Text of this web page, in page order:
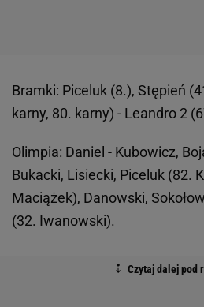
Bramki: Piceluk (8.), Stępień
karny, 80. karny) - Leandro 2
Olimpia: Daniel - Kubowicz,
Bukacki, Lisiecki, Piceluk (82.
Maciążek), Danowski,
(32. Iwanowski).